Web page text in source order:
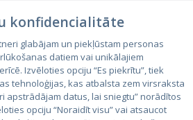
konfidencialitāte
glabājam un piekļūstam personas
datiem vai unikālajiem
Izvēloties opciju “Es piekrītu”, tiek
tehnoloģijas, kas atbalsta zem virsraksta
apstrādājam datus, lai sniegtu” norādītos
opciju “Noraidīt visu” vai atsaucot